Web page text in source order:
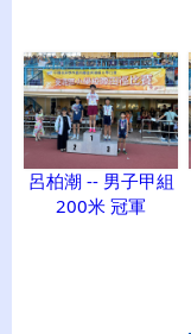
呂柏潮 -- 男子甲組
200米 冠軍